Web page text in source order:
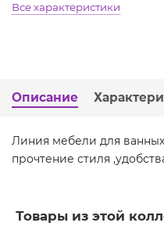
Все характеристики
Описание
Линия мебели для
прочтение стиля
Товары из этой